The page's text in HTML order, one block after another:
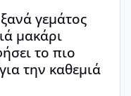
γεμάτος
μακάρι
το πιο
την καθεμιά